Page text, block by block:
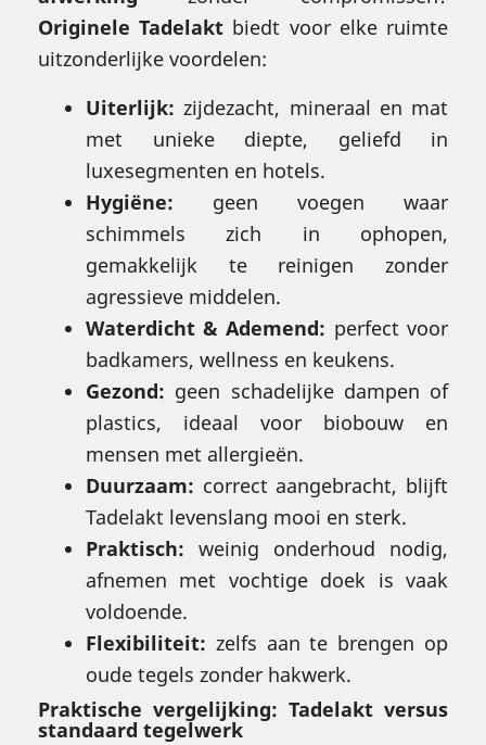
Originele Tadelakt biedt voor elke ruimte
uitzonderlijke voordelen:
Uiterlijk: zijdezacht, mineraal en mat
met unieke diepte, geliefd in
luxesegmenten en hotels.
Hygiëne: geen voegen waar
schimmels zich in ophopen,
gemakkelijk te reinigen zonder
agressieve middelen.
Waterdicht & Ademend: perfect voor
badkamers, wellness en keukens.
Gezond: geen schadelijke dampen of
plastics, ideaal voor biobouw en
mensen met allergieën.
Duurzaam: correct aangebracht, blijft
Tadelakt levenslang mooi en sterk.
Praktisch: weinig onderhoud nodig,
afnemen met vochtige doek is vaak
voldoende.
Flexibiliteit: zelfs aan te brengen op
oude tegels zonder hakwerk.
Praktische vergelijking: Tadelakt versus
standaard tegelwerk